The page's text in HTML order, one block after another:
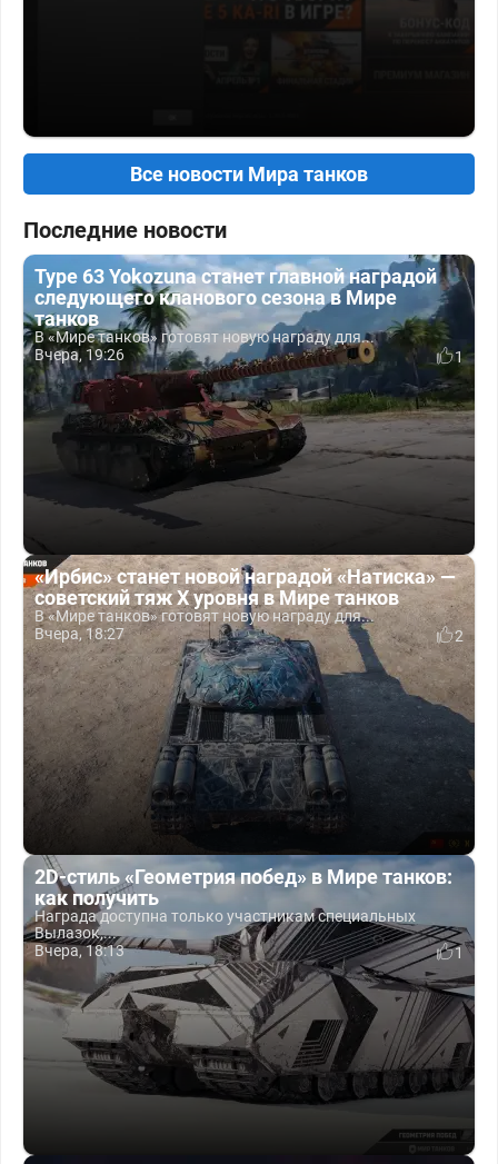
Все новости Мира танков
Последние новости
Type 63 Yokozuna станет главной наградой
следующего кланового сезона в Мире
танков
В «Мире танков» готовят новую награду для...
Вчера, 19:26
1
«Ирбис» станет новой наградой «Натиска» —
советский тяж X уровня в Мире танков
В «Мире танков» готовят новую награду для...
Вчера, 18:27
2
2D-стиль «Геометрия побед» в Мире танков:
как получить
Награда доступна только участникам специальных
Вылазок,...
Вчера, 18:13
1